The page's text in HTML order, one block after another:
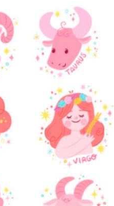
Memiliki
Sifat
Yang
Berhati
Lembut